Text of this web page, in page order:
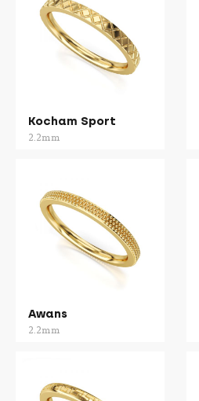
Kocham Sport
2.2mm
Awans
2.2mm